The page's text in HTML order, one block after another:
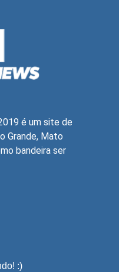
é um site de
Grande, Mato
bandeira ser
:)